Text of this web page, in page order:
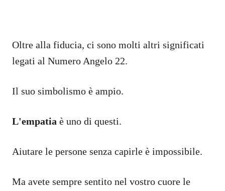
Oltre alla fiducia, ci sono molti altri significati
legati al Numero Angelo 22.
Il suo simbolismo è ampio.
L'empatia è uno di questi.
Aiutare le persone senza capirle è impossibile.
Ma avete sempre sentito nel vostro cuore le